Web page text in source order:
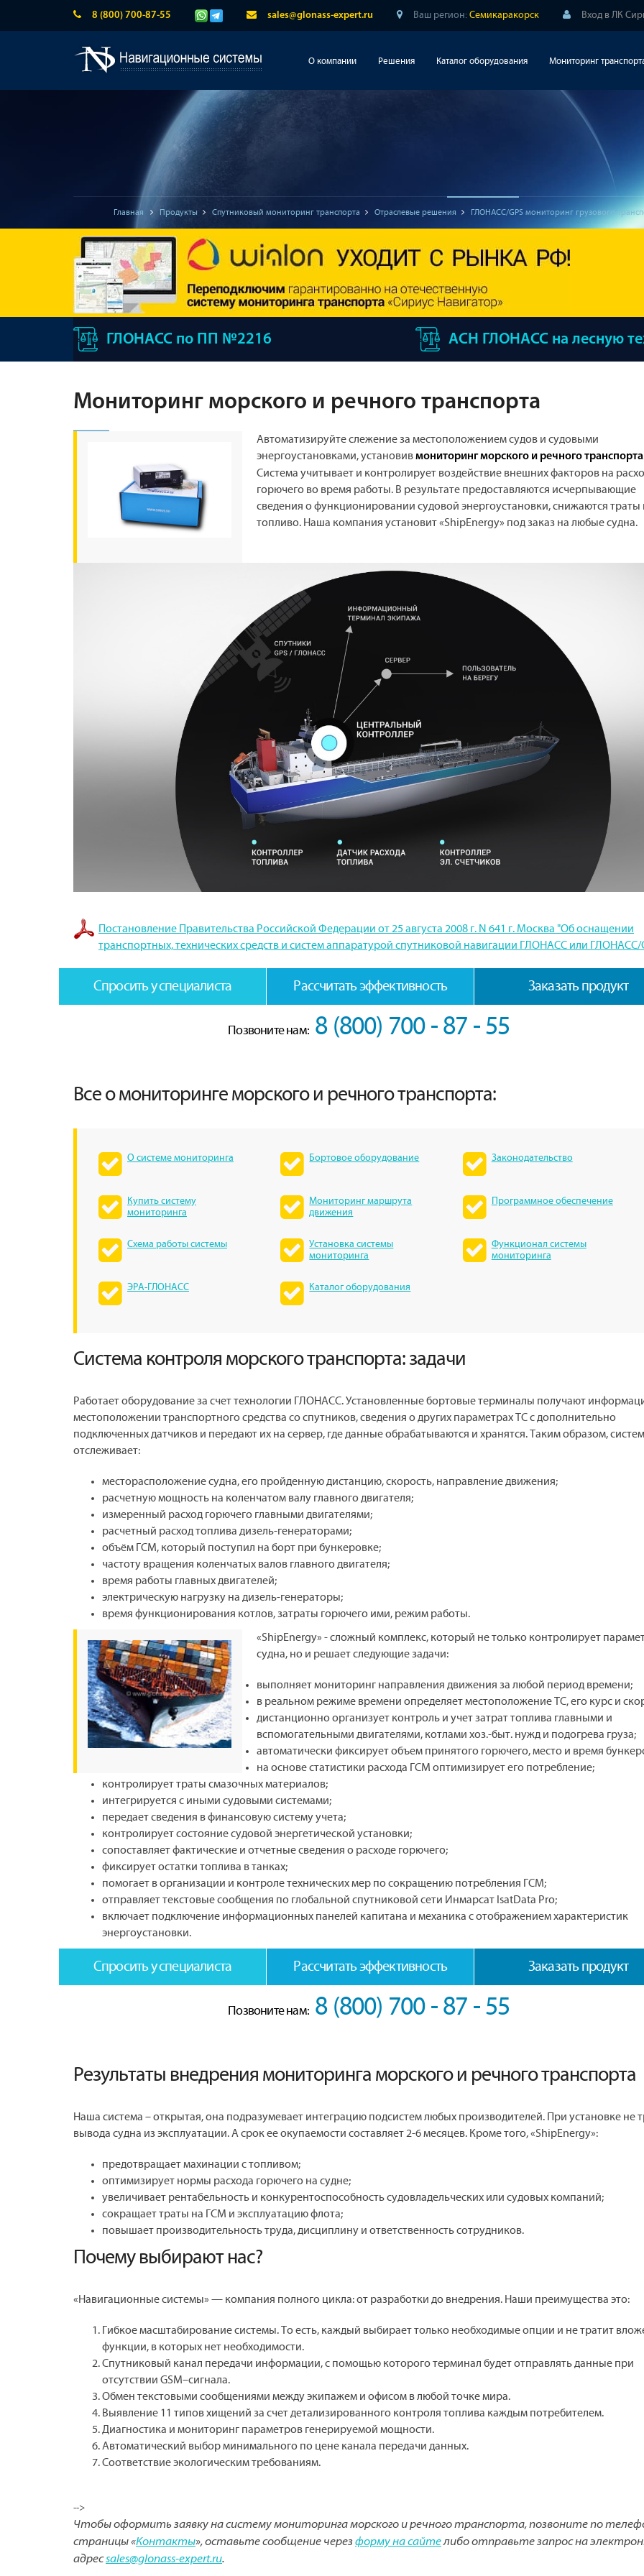
8 (800) 700-87-55 sales@glonass-expert.ru Ваш регион: Семикаракорск Вход в ЛК
О компании Решения Каталог оборудования Мониторинг
Главная Продукты Спутниковый мониторинг транспорта Отраслевые решения ГЛОНАСС/GPS мониторинг грузового
ГЛОНАСС по ПП №2216 АСН ГЛОНАСС на лесную
Мониторинг морского и речного транспорта
Автоматизируйте слежение за местоположением судов и судовыми
энергоустановками, установивмониторинг морского и речного транспорта
Система учитывает и контролирует воздействие внешних факторов на
горючего во время работы. В результате предоставляются исчерпывающие
сведения о функционировании судовой энергоустановки, снижаются траты
топливо. Наша компания установит «ShipEnergy» под заказ на любые судна.
Постановление Правительства Российской Федерации от 25 августа 2008 г. N 641 г. Москва "Об оснащении
транспортных, технических средств и систем аппаратурой спутниковой навигации ГЛОНАСС или ГЛОНАСС/
Спросить у специалиста Рассчитать эффективность Заказать продукт
Позвоните нам: 8 (800) 700 - 87 - 55
Все о мониторинге морского и речного транспорта:
О системе мониторинга Бортовое оборудование Законодательство
Купить систему
мониторинга
Мониторинг маршрута
движения
Программное обеспечение
Схема работы системы
Установка системы
мониторинга
Функционал системы
мониторинга
ЭРА-ГЛОНАСС Каталог оборудования
Система контроля морского транспорта: задачи
Работает оборудование за счет технологии ГЛОНАСС. Установленные бортовые терминалы получают
местоположении транспортного средства со спутников, сведения о других параметрах ТС с дополнительно
подключенных датчиков и передают их на сервер, где данные обрабатываются и хранятся. Таким образом,
отслеживает:
месторасположение судна, его пройденную дистанцию, скорость, направление движения;
расчетную мощность на коленчатом валу главного двигателя;
измеренный расход горючего главными двигателями;
расчетный расход топлива дизель-генераторами;
объём ГСМ, который поступил на борт при бункеровке;
частоту вращения коленчатых валов главного двигателя;
время работы главных двигателей;
электрическую нагрузку на дизель-генераторы;
время функционирования котлов, затраты горючего ими, режим работы.
«ShipEnergy» - сложный комплекс, который не только контролирует
судна, но и решает следующие задачи:
выполняет мониторинг направления движения за любой период времени;
в реальном режиме времени определяет местоположение ТС, его курс и
дистанционно организует контроль и учет затрат топлива главными и
вспомогательными двигателями, котлами хоз.-быт. нужд и подогрева груза;
автоматически фиксирует объем принятого горючего, место и время
на основе статистики расхода ГСМ оптимизирует его потребление;
контролирует траты смазочных материалов;
интегрируется с иными судовыми системами;
передает сведения в финансовую систему учета;
контролирует состояние судовой энергетической установки;
сопоставляет фактические и отчетные сведения о расходе горючего;
фиксирует остатки топлива в танках;
помогает в организации и контроле технических мер по сокращению потребления ГСМ;
отправляет текстовые сообщения по глобальной спутниковой сети Инмарсат IsatData Pro;
включает подключение информационных панелей капитана и механика с отображением характеристик
энергоустановки.
Спросить у специалиста Рассчитать эффективность Заказать продукт
Позвоните нам: 8 (800) 700 - 87 - 55
Результаты внедрения мониторинга морского и речного транспорта
Наша система – открытая, она подразумевает интеграцию подсистем любых производителей. При установке не
вывода судна из эксплуатации. А срок ее окупаемости составляет 2-6 месяцев. Кроме того, «ShipEnergy»:
предотвращает махинации с топливом;
оптимизирует нормы расхода горючего на судне;
увеличивает рентабельность и конкурентоспособность судовладельческих или судовых компаний;
сокращает траты на ГСМ и эксплуатацию флота;
повышает производительность труда, дисциплину и ответственность сотрудников.
Почему выбирают нас?
«Навигационные системы» — компания полного цикла: от разработки до внедрения. Наши преимущества это:
Гибкое масштабирование системы. То есть, каждый выбирает только необходимые опции и не тратит
функции, в которых нет необходимости.
Спутниковый канал передачи информации, с помощью которого терминал будет отправлять данные при
отсутствии GSM–сигнала.
Обмен текстовыми сообщениями между экипажем и офисом в любой точке мира.
Выявление 11 типов хищений за счет детализированного контроля топлива каждым потребителем.
Диагностика и мониторинг параметров генерируемой мощности.
Автоматический выбор минимального по цене канала передачи данных.
Соответствие экологическим требованиям.
-->
Чтобы оформить заявку на систему мониторинга морского и речного транспорта, позвоните по
страницы «Контакты», оставьте сообщение через форму на сайтелибо отправьте запрос на
адресsales@glonass-expert.ru.